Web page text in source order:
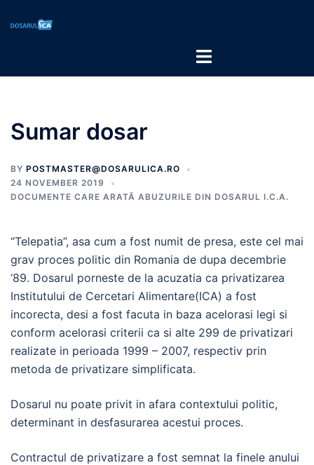
Sumar dosar
BY POSTMASTER@DOSARULICA.RO
24 NOVEMBER 2019
DOCUMENTE CARE ARATĂ ABUZURILE DIN DOSARUL I.C.A.
“Telepatia”, asa cum a fost numit de presa, este cel mai
grav proces politic din Romania de dupa decembrie
‘89. Dosarul porneste de la acuzatia ca privatizarea
Institutului de Cercetari Alimentare(ICA) a fost
incorecta, desi a fost facuta in baza acelorasi legi si
conform acelorasi criterii ca si alte 299 de privatizari
realizate in perioada 1999 – 2007, respectiv prin
metoda de privatizare simplificata.
Dosarul nu poate privit in afara contextului politic,
determinant in desfasurarea acestui proces.
Contractul de privatizare a fost semnat la finele anului